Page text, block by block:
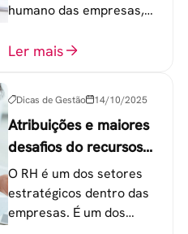
humano das empresas,
colaboradores na faixa de
Ler mais
Dicas de Gestão 14/10/2025
Atribuições e maiores
desafios do recursos
humanos em uma
empresa
O RH é um dos setores
estratégicos dentro das
empresas. É um dos